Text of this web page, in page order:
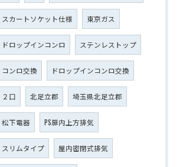
スカートソケット仕様 東京ガス
ドロップインコンロ ステンレストップ
コンロ交換 ドロップインコンロ交換
２口 北足立郡 埼玉県北足立郡
松下電器 PS扉内上方排気
スリムタイプ 屋内密閉式排気